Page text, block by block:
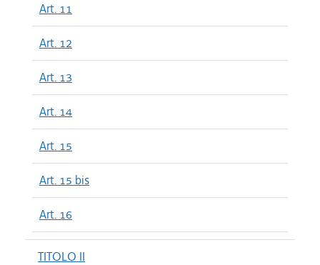
Art. 11
Art. 12
Art. 13
Art. 14
Art. 15
Art. 15 bis
Art. 16
TITOLO II